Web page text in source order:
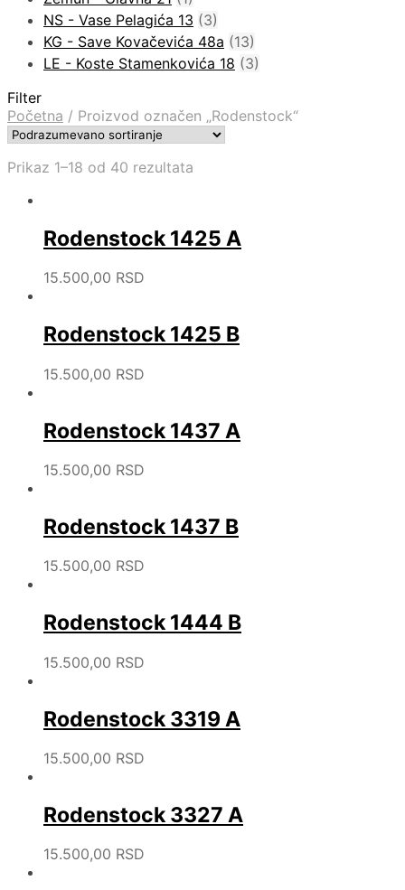
NS - Vase Pelagića 13 (3)
KG - Save Kovačevića 48a (13)
LE - Koste Stamenkovića 18 (3)
Filter
Početna / Proizvod označen „Rodenstock“
Prikaz 1–18 od 40 rezultata
Rodenstock 1425 A
15.500,00 RSD
Rodenstock 1425 B
15.500,00 RSD
Rodenstock 1437 A
15.500,00 RSD
Rodenstock 1437 B
15.500,00 RSD
Rodenstock 1444 B
15.500,00 RSD
Rodenstock 3319 A
15.500,00 RSD
Rodenstock 3327 A
15.500,00 RSD